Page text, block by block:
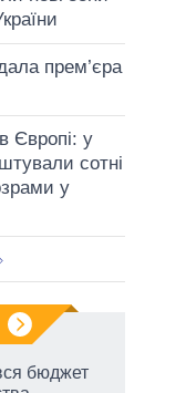
прем’єра
Європі: у
сотні
у
бюджет